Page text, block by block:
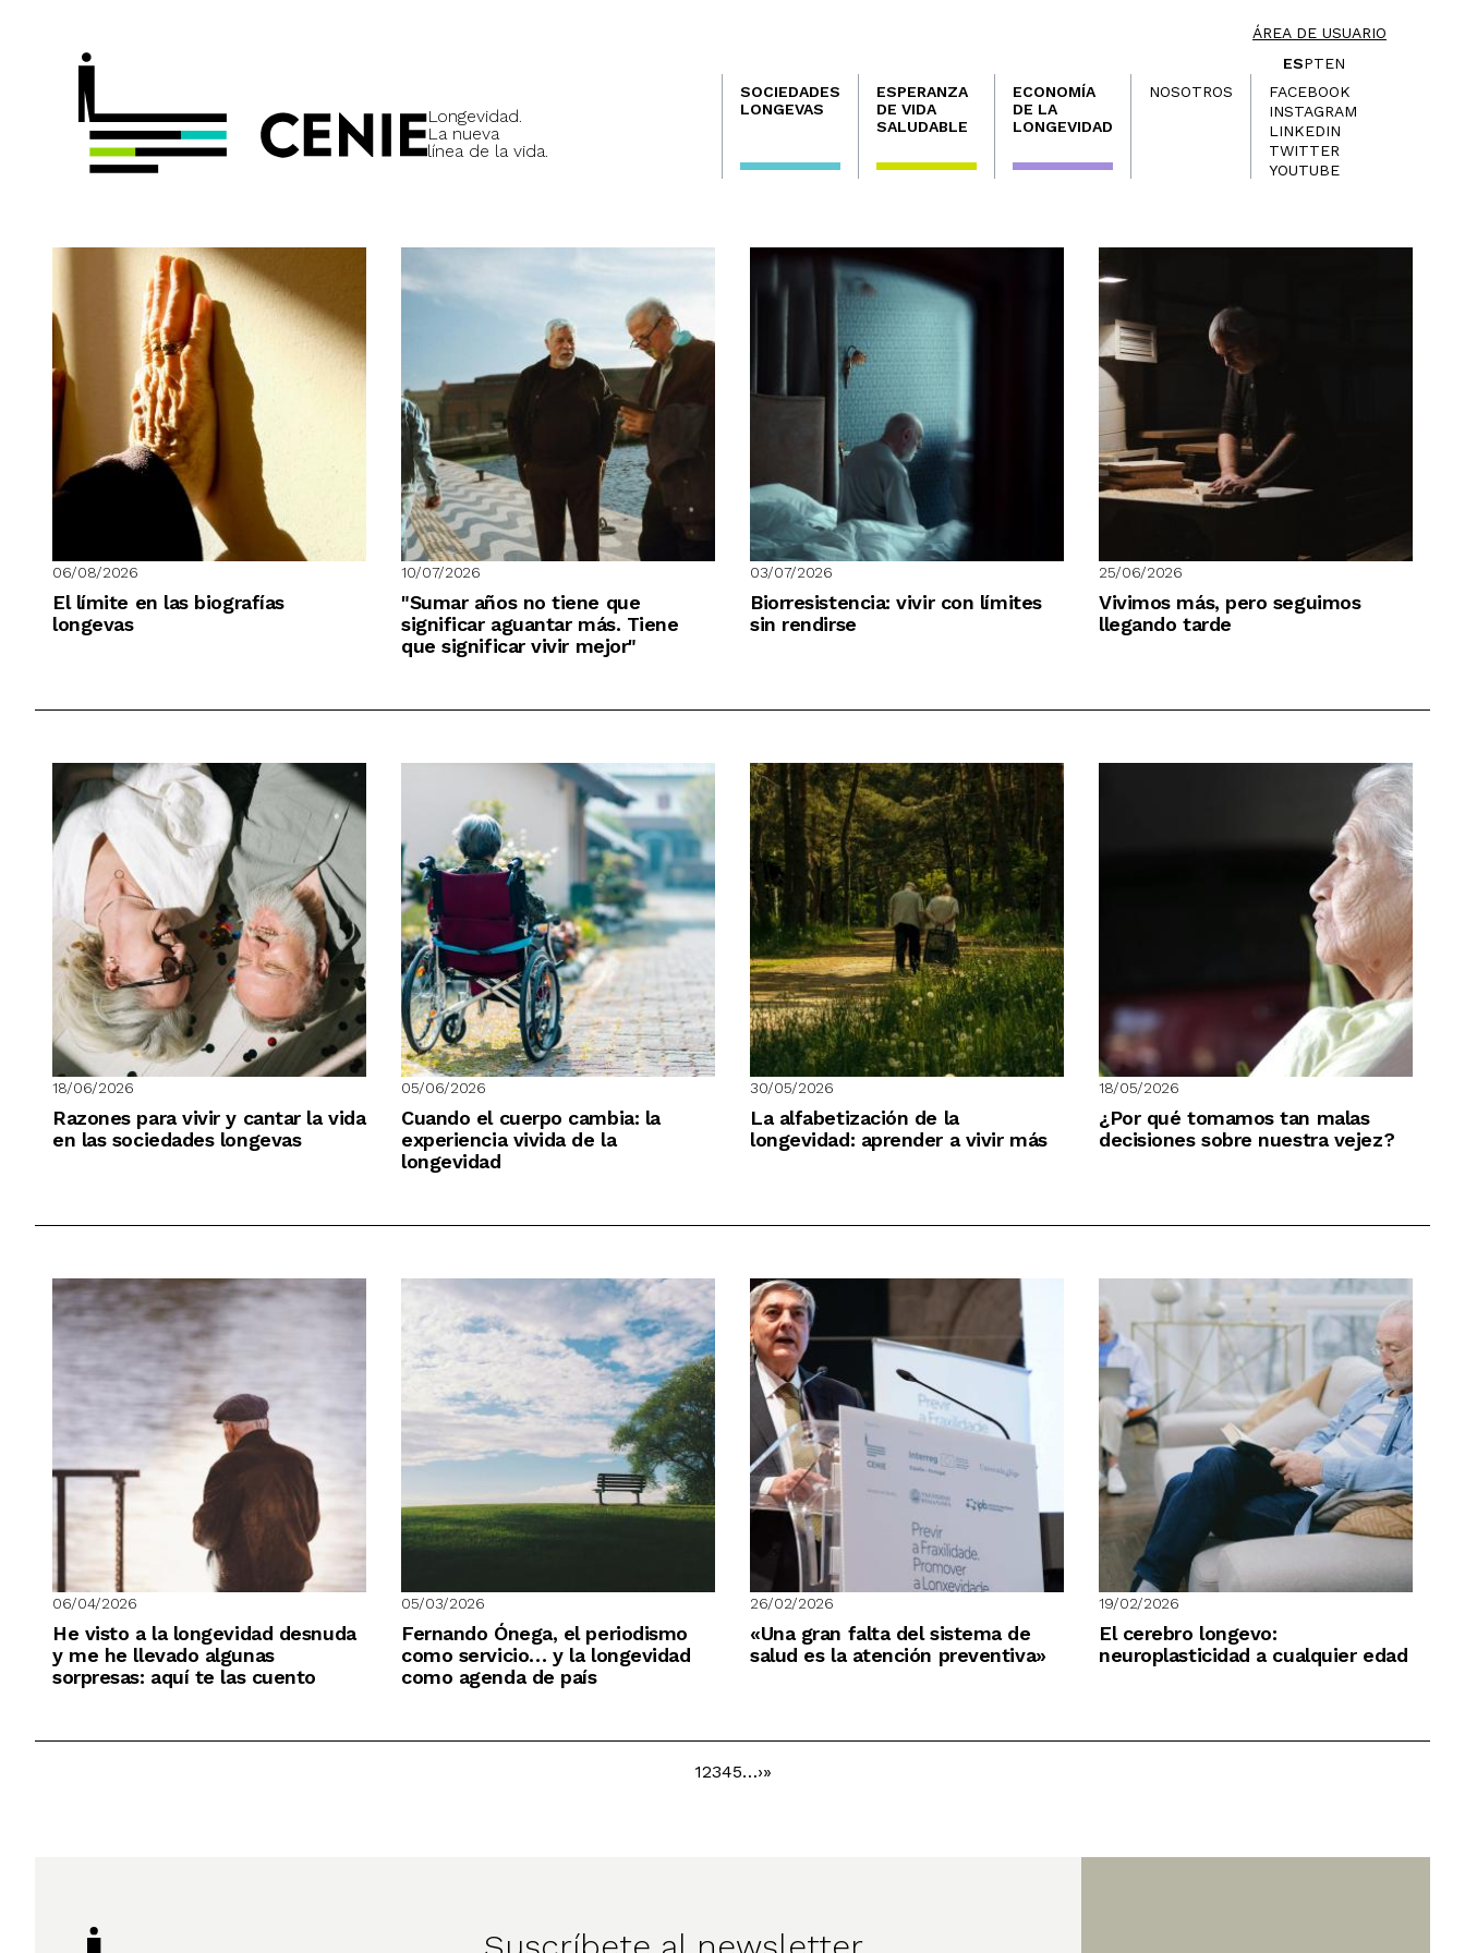
ÁREA DE USUARIO
Longevidad.
La nueva
línea de la vida.
ESPTEN
Navegación
principal
SOCIEDADES
LONGEVAS
ESPERANZA
DE VIDA
SALUDABLE
ECONOMÍA
DE LA
LONGEVIDAD
NOSOTROS
FACEBOOK
INSTAGRAM
LINKEDIN
TWITTER
YOUTUBE
06/08/2026
El límite en las biografías
longevas
10/07/2026
"Sumar años no tiene que
significar aguantar más. Tiene
que significar vivir mejor"
03/07/2026
Biorresistencia: vivir con límites
sin rendirse
25/06/2026
Vivimos más, pero seguimos
llegando tarde
18/06/2026
Razones para vivir y cantar la vida
en las sociedades longevas
05/06/2026
Cuando el cuerpo cambia: la
experiencia vivida de la
longevidad
30/05/2026
La alfabetización de la
longevidad: aprender a vivir más
18/05/2026
¿Por qué tomamos tan malas
decisiones sobre nuestra vejez?
06/04/2026
He visto a la longevidad desnuda
y me he llevado algunas
sorpresas: aquí te las cuento
05/03/2026
Fernando Ónega, el periodismo
como servicio… y la longevidad
como agenda de país
26/02/2026
«Una gran falta del sistema de
salud es la atención preventiva»
19/02/2026
El cerebro longevo:
neuroplasticidad a cualquier edad
Paginación
Página
1Página
2Página
3Página
4Página
5…Siguiente
›Última
»